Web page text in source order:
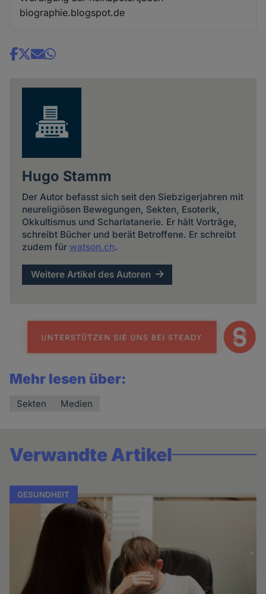
biographie.blogspot.de
Share
Hugo Stamm
Der Autor befasst sich seit den Siebzigerjahren mit
neureligiösen Bewegungen, Sekten, Esoterik,
Okkultismus und Scharlatanerie. Er hält Vorträge,
schreibt Bücher und berät Betroffene. Er schreibt
zudem für watson.ch.
Weitere Artikel des Autoren
Mehr lesen über:
Sekten Medien
Verwandte Artikel
GESUNDHEIT